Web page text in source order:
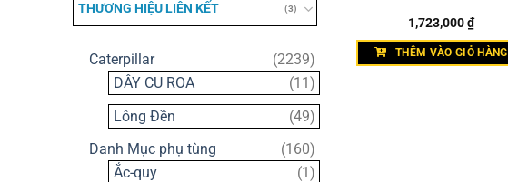
THƯƠNG HIỆU LIÊN KẾT (3)
Caterpillar 22392239
sản
phẩm
DÂY CU ROA 11 11
sản
phẩm
Lông Đền 4949
sản
phẩm
Danh Mục phụ tùng 160160
sản
Ắc-quy 11
1,723,000₫
THÊM VÀO GIỎ HÀNG